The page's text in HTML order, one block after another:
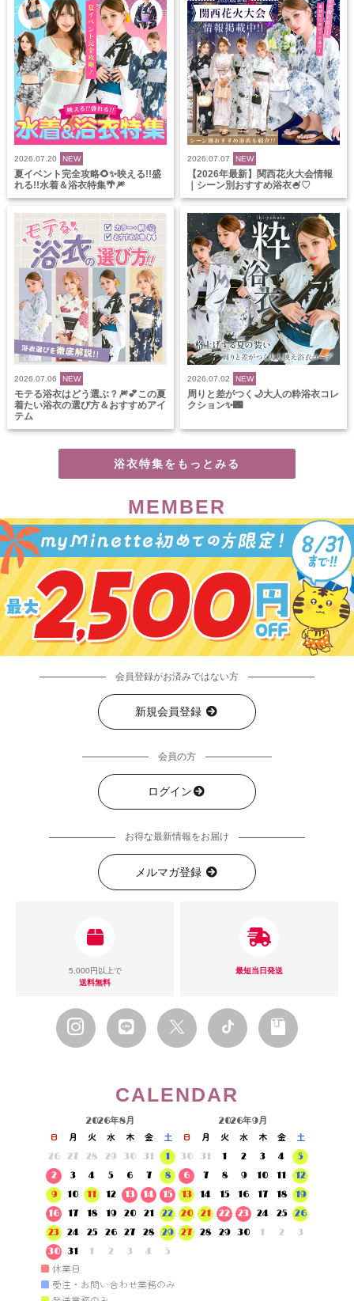
2026.07.20 NEW
夏イベント完全攻略🌻✨映える!!盛
れる!!水着＆浴衣特集🌴🎆
2026.07.07 NEW
【2026年最新】関西花火大会情報
｜シーン別おすすめ浴衣🍧♡
2026.07.06 NEW
モテる浴衣はどう選ぶ？🎆💕この夏
着たい浴衣の選び方＆おすすめアイ
テム
2026.07.02 NEW
周りと差がつく🌙大人の粋浴衣コレ
クション✨🌃
浴衣特集をもっとみる
MEMBER
会員登録がお済みではない方
新規会員登録
会員の方
ログイン
お得な最新情報をお届け
メルマガ登録
5,000円以上で
送料無料
最短当日発送
CALENDAR
2026年8月
日 月 火 水 木 金
土
26
27 28 29 30 31
1
2
3 4 5 6 7
8
9
10 11 12 13 14
15
16
17 18 19 20 21
22
23
24 25 26 27 28
29
30
31 1 2 3 4 5
2026年9月
日 月 火 水 木 金
土
30
31 1 2 3 4
5
6
7 8 9 10 11
12
13
14 15 16 17 18
19
20
21 22 23 24 25
26
27
28 29 30 1 2 3
■ 休業日
■ 受注・お問い合わせ業務のみ